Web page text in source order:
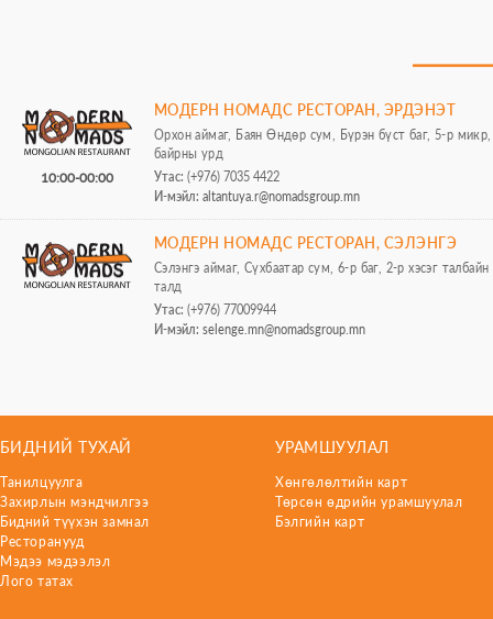
10:00-00:00
МОДЕРН НОМАДС РЕСТОРАН, ЭРДЭНЭТ
Орхон аймаг, Баян Өндөр сум, Бүрэн бүст баг, 5-р
байpны урд
Утас: (+976) 7035 4422
И-мэйл: altantuya.r@nomadsgroup.mn
МОДЕРН НОМАДС РЕСТОРАН, СЭЛЭНГЭ
Сэлэнгэ аймаг, Сүхбаатар сум, 6-р баг, 2-р хэсэг талбайн
талд
Утас: (+976) 77009944
И-мэйл: selenge.mn@nomadsgroup.mn
БИДНИЙ ТУХАЙ
Танилцуулга
Захирлын мэндчилгээ
Бидний түүхэн замнал
Ресторанууд
Мэдээ мэдээлэл
Лого татах
УРАМШУУЛАЛ
Хөнгөлөлтийн карт
Төрсөн өдрийн урамшуулал
Бэлгийн карт